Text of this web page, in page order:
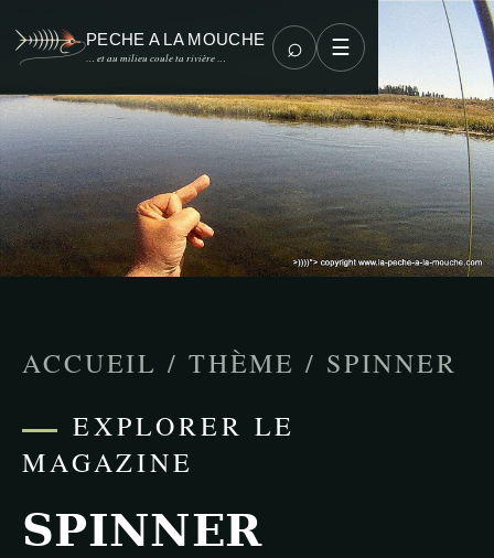
PECHE A LA MOUCHE
… et au milieu coule ta rivière … ⌕ ☰
ACCUEIL / THÈME / SPINNER
EXPLORER LE
MAGAZINE
SPINNER